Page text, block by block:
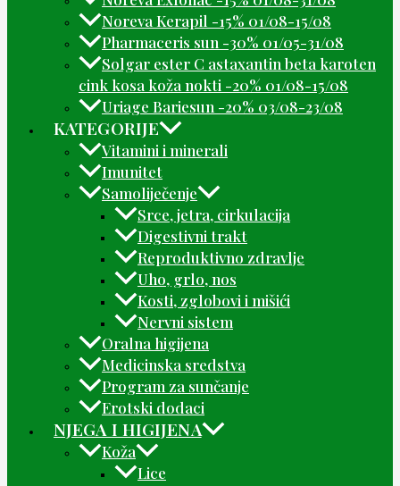
Noreva Kerapil -15% 01/08-15/08
Pharmaceris sun -30% 01/05-31/08
Solgar ester C astaxantin beta karoten
cink kosa koža nokti -20% 01/08-15/08
Uriage Bariesun -20% 03/08-23/08
KATEGORIJE
Vitamini i minerali
Imunitet
Samoliječenje
Srce, jetra, cirkulacija
Digestivni trakt
Reproduktivno zdravlje
Uho, grlo, nos
Kosti, zglobovi i mišići
Nervni sistem
Oralna higijena
Medicinska sredstva
Program za sunčanje
Erotski dodaci
NJEGA I HIGIJENA
Koža
Lice